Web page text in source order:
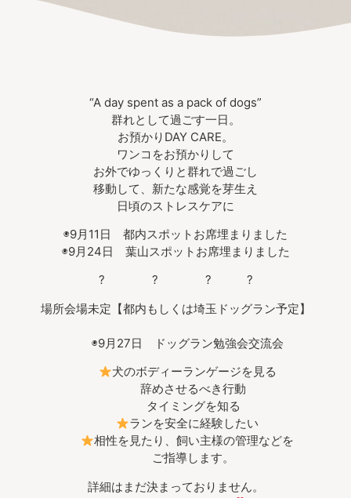
“A day spent as a pack of dogs”
群れとして過ごす一日。
お預かりDAY CARE。
ワンコをお預かりして
お外でゆっくりと群れで過ごし
移動して、新たな感覚を芽生え
日頃のストレスケアに
◉9月11日 都内スポットお席埋まりました
◉9月24日 葉山スポットお席埋まりました
? ? ? ?
場所会場未定【都内もしくは埼玉ドッグラン予定】
◉9月27日 ドッグラン勉強会交流会
犬のボディーランゲージを見る
辞めさせるべき行動
タイミングを知る
ランを安全に経験したい
相性を見たり、飼い主様の管理などを
ご指導します。
詳細はまだ決まっておりません。